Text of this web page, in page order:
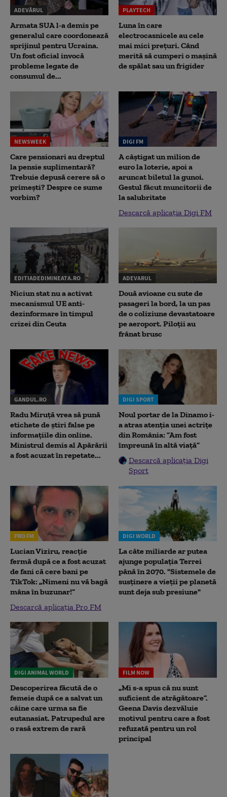
ADEVĂRUL
Armata SUA l-a demis pe
generalul care coordonează
sprijinul pentru Ucraina.
Un fost oficial invocă
probleme legate de
consumul de...
PLAYTECH
Luna în care
electrocasnicele au cele
mai mici prețuri. Când
merită să cumperi o mașină
de spălat sau un frigider
NEWSWEEK
Care pensionari au dreptul
la pensie suplimentară?
Trebuie depusă cerere să o
primești? Despre ce sume
vorbim?
DIGI FM
A câștigat un milion de
euro la loterie, apoi a
aruncat biletul la gunoi.
Gestul făcut muncitorii de
la salubritate
Descarcă aplicația Digi FM
EDITIADEDIMINEATA.RO
Niciun stat nu a activat
mecanismul UE anti-
dezinformare în timpul
crizei din Ceuta
ADEVARUL
Două avioane cu sute de
pasageri la bord, la un pas
de o coliziune devastatoare
pe aeroport. Piloții au
frânat brusc
GANDUL.RO
Radu Miruţă vrea să pună
etichete de știri false pe
informațiile din online.
Ministrul demis al Apărării
a fost acuzat în repetate...
DIGI SPORT
Noul portar de la Dinamo i-
a atras atenția unei actrițe
din România: ”Am fost
împreună în altă viață”
Descarcă aplicația Digi
Sport
PRO FM
Lucian Viziru, reacție
fermă după ce a fost acuzat
de fani că cere bani pe
TikTok: „Nimeni nu vă bagă
mâna în buzunar!”
Descarcă aplicația Pro FM
DIGI WORLD
La câte miliarde ar putea
ajunge populația Terrei
până în 2070. "Sistemele de
susținere a vieții pe planetă
sunt deja sub presiune"
DIGI ANIMAL WORLD
Descoperirea făcută de o
femeie după ce a salvat un
câine care urma sa fie
eutanasiat. Patrupedul are
o rasă extrem de rară
FILM NOW
„Mi s-a spus că nu sunt
suficient de atrăgătoare”.
Geena Davis dezvăluie
motivul pentru care a fost
refuzată pentru un rol
principal